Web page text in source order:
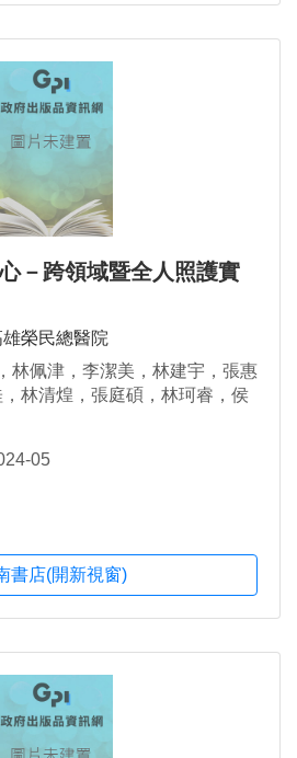
－跨領域暨全人照護實
榮民總醫院
林佩津，李潔美，林建宇，張惠
林清煌，張庭碩，林珂睿，侯
，林鎂喻，王禎翊，蔡騌圳，
吳美嫺，李如悅，王姵琪，龔
，林虞軒，顏儀瑾，吳佳蓉，
，謝明芸，張心怡，黃琦雅，
睿，趙卜萱，邱芷羽
05
書店(開新視窗)